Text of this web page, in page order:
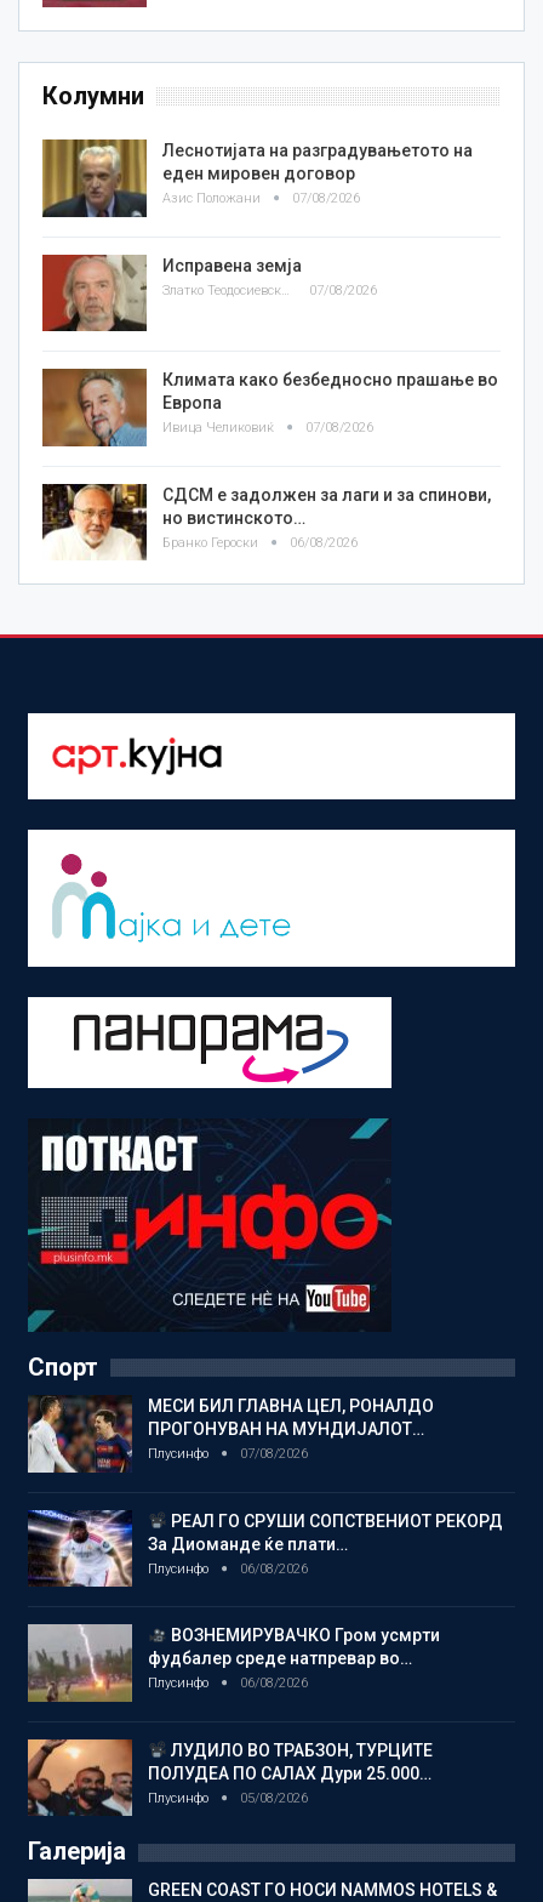
Колумни
Леснотијата на разградувањетото на
еден мировен договор
Азис Положани 07/08/2026
Исправена земја
07/08/2026
Климата како безбедносно прашање во
Европа
Ивица Челиковиќ 07/08/2026
СДСМ е задолжен за лаги и за спинови,
но вистинското…
Бранко Героски 06/08/2026
Спорт
МЕСИ БИЛ ГЛАВНА ЦЕЛ, РОНАЛДО
ПРОГОНУВАН НА МУНДИЈАЛОТ…
Плусинфо 07/08/2026
РЕАЛ ГО СРУШИ СОПСТВЕНИОТ РЕКОРД
За Диоманде ќе плати…
Плусинфо 06/08/2026
ВОЗНЕМИРУВАЧКО Гром усмрти
фудбалер среде натпревар во…
Плусинфо 06/08/2026
ЛУДИЛО ВО ТРАБЗОН, ТУРЦИТЕ
ПОЛУДЕА ПО САЛАХ Дури 25.000…
Плусинфо 05/08/2026
Галерија
GREEN COAST ГО НОСИ NAMMOS HOTELS &